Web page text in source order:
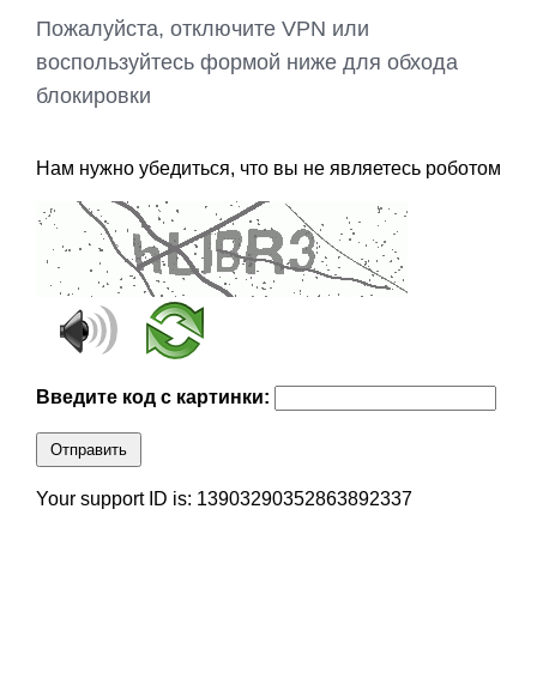
Пожалуйста, отключите VPN или
воспользуйтесь формой ниже для обхода
блокировки
Нам нужно убедиться, что вы не являетесь роботом
Введите код с картинки:
Отправить
Your support ID is: 13903290352863892337